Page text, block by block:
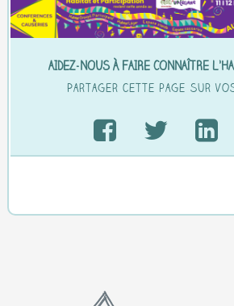
AIDEZ-NOUS À FAIRE CONNAÎTRE
Partager cette page sur